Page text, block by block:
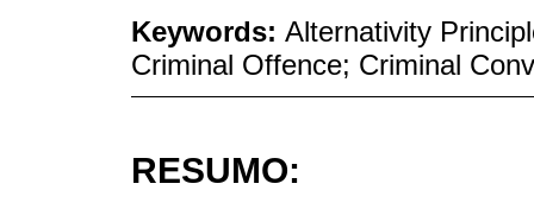
Keywords: Alternativity
Criminal Offence; Criminal
RESUMO: